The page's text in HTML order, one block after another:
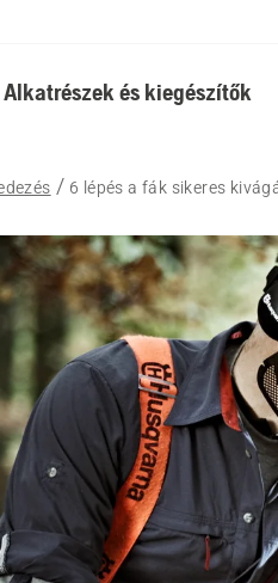
Alkatrészek és kiegészítők
6 lépés a fák sikeres